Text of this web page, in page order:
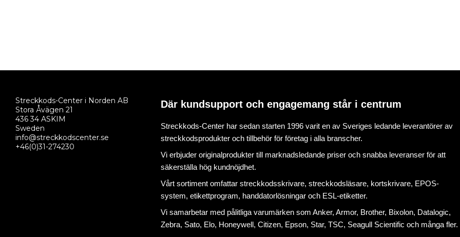
Streckkods-Center i Norden AB
Stora Åvägen 21
436 34 ASKIM
Sweden
info@streckkodscenter.se
+46(0)31-274230
Där kundsupport och engagemang står i centrum
Streckkods-Center har sedan starten 1996 varit en av Sveriges ledande leverantörer av
streckkodsprodukter och tillbehör för företag i alla branscher.
Vi erbjuder originalprodukter till marknadsledande priser och snabba leveranser för att
säkerställa hög kundnöjdhet.
Vårt sortiment omfattar streckkodsskrivare, streckkodsläsare, kortskrivare, EPOS-
system, etikettprogram, handdatorlösningar och ESL-etiketter.
Vi samarbetar med pålitliga varumärken som Anker, Armor, Brother, Bixolon, Datalogic,
Zebra, Sato, Elo, Honeywell, Citizen, Epson, Star, TSC, Seagull Scientific och många fler.